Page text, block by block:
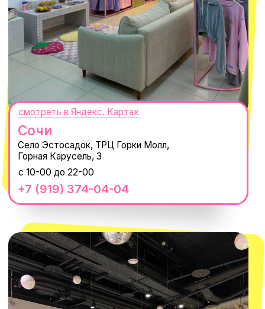
ИП Проворный Алексей Алексеевич
ИНН 667114098580
ОГРНИП 320665800076581
Telegram
WhatsApp
8 800 550-06-92
macrocosm_store@mail.ru
КОНТАКТЫ
Обмен и возврат
Доставка и оплата
ПОКУПАТЕЛЯМ
Вакансии
Реквизиты
Магазины
Наши путешествия
Наши проекты
Новости
О КОМПАНИИ
© 2021-2025 Macrocosm ®
Пользовательское соглашение
Политика обработки персональных
данных